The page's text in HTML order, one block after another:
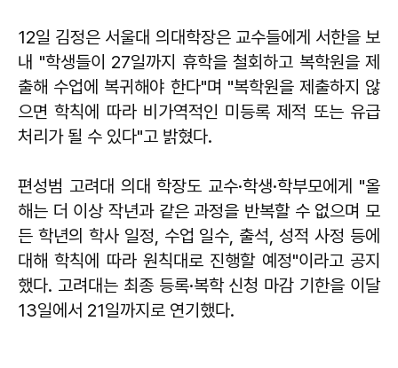
12일 김정은 서울대 의대학장은 교수들에게 서한을 보
내 "학생들이 27일까지 휴학을 철회하고 복학원을 제
출해 수업에 복귀해야 한다"며 "복학원을 제출하지 않
으면 학칙에 따라 비가역적인 미등록 제적 또는 유급
처리가 될 수 있다"고 밝혔다.
편성범 고려대 의대 학장도 교수·학생·학부모에게 "올
해는 더 이상 작년과 같은 과정을 반복할 수 없으며 모
든 학년의 학사 일정, 수업 일수, 출석, 성적 사정 등에
대해 학칙에 따라 원칙대로 진행할 예정"이라고 공지
했다. 고려대는 최종 등록·복학 신청 마감 기한을 이달
13일에서 21일까지로 연기했다.